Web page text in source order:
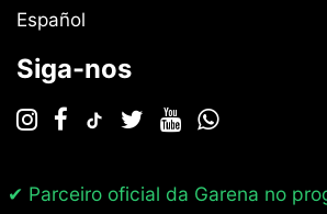
Español
Siga-nos
✔ Parceiro oficial da Garena no